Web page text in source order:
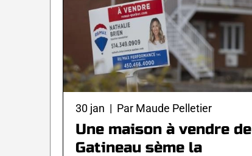
30 jan | Par Maude Pelletier
Une maison à vendre de
Gatineau sème la